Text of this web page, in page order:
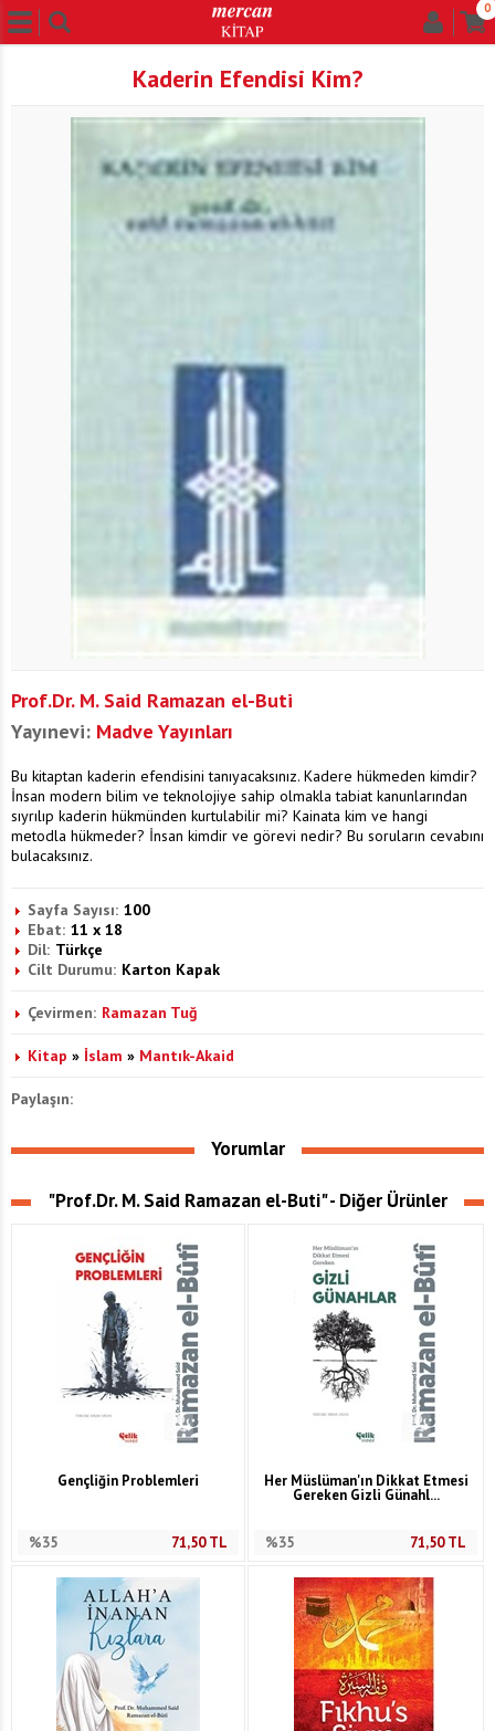
0
Kaderin Efendisi Kim?
Prof.Dr. M. Said Ramazan el-Buti
Yayınevi: Madve Yayınları
Bu kitaptan kaderin efendisini tanıyacaksınız. Kadere hükmeden kimdir?
İnsan modern bilim ve teknolojiye sahip olmakla tabiat kanunlarından
sıyrılıp kaderin hükmünden kurtulabilir mi? Kainata kim ve hangi
metodla hükmeder? İnsan kimdir ve görevi nedir? Bu soruların cevabını
bulacaksınız.
Sayfa Sayısı: 100
Ebat: 11 x 18
Dil: Türkçe
Cilt Durumu: Karton Kapak
Çevirmen: Ramazan Tuğ
Kitap » İslam » Mantık-Akaid
Paylaşın:
Yorumlar
"Prof.Dr. M. Said Ramazan el-Buti" - Diğer Ürünler
Gençliğin Problemleri
%35 71,50TL
Her Müslüman'ın Dikkat Etmesi
Gereken Gizli Günahl...
%35 71,50TL